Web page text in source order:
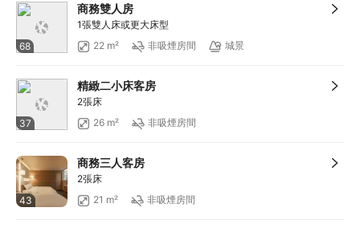
68
商務雙人房
1張雙人床或更大床型
22 m²
非吸煙房間 城景
37
精緻二小床客房
2張床
26 m²
非吸煙房間
43
商務三人客房
2張床
21 m²
非吸煙房間